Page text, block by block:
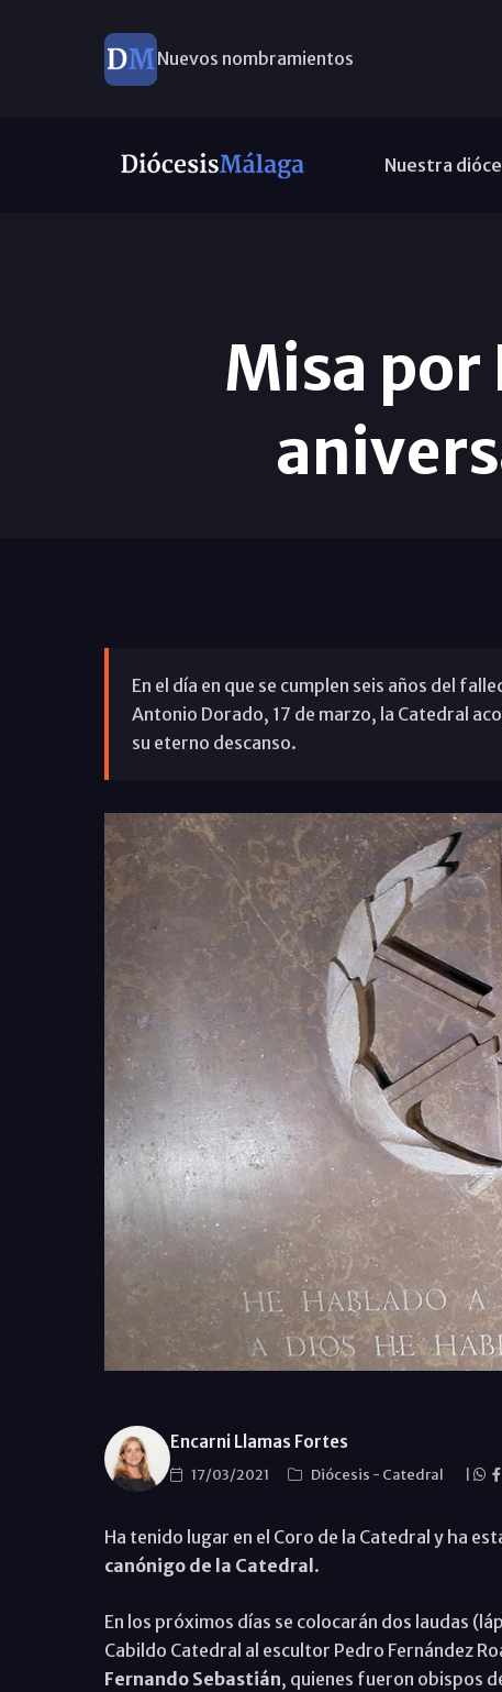
Nuevos nombramientos
Nuestra
Misa por
En el día en que se cumplen seis años del
Antonio Dorado, 17 de marzo, la Catedral
su eterno descanso.
Encarni Llamas Fortes
17/03/2021 Diócesis - Catedral
Ha tenido lugar en el Coro de la Catedral y ha
canónigo de la Catedral.
En los próximos días se colocarán dos laudas
Cabildo Catedral al escultor Pedro Fernández
Fernando Sebastián, quienes fueron obispos